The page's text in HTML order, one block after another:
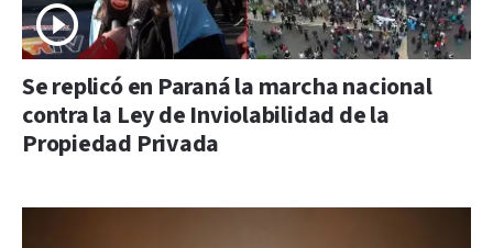
Se replicó en Paraná la marcha nacional
contra la Ley de Inviolabilidad de la
Propiedad Privada